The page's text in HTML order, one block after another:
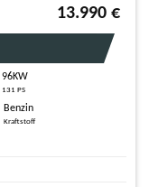
28.750
150KW
204 PS
Benzin
Kraftstoff